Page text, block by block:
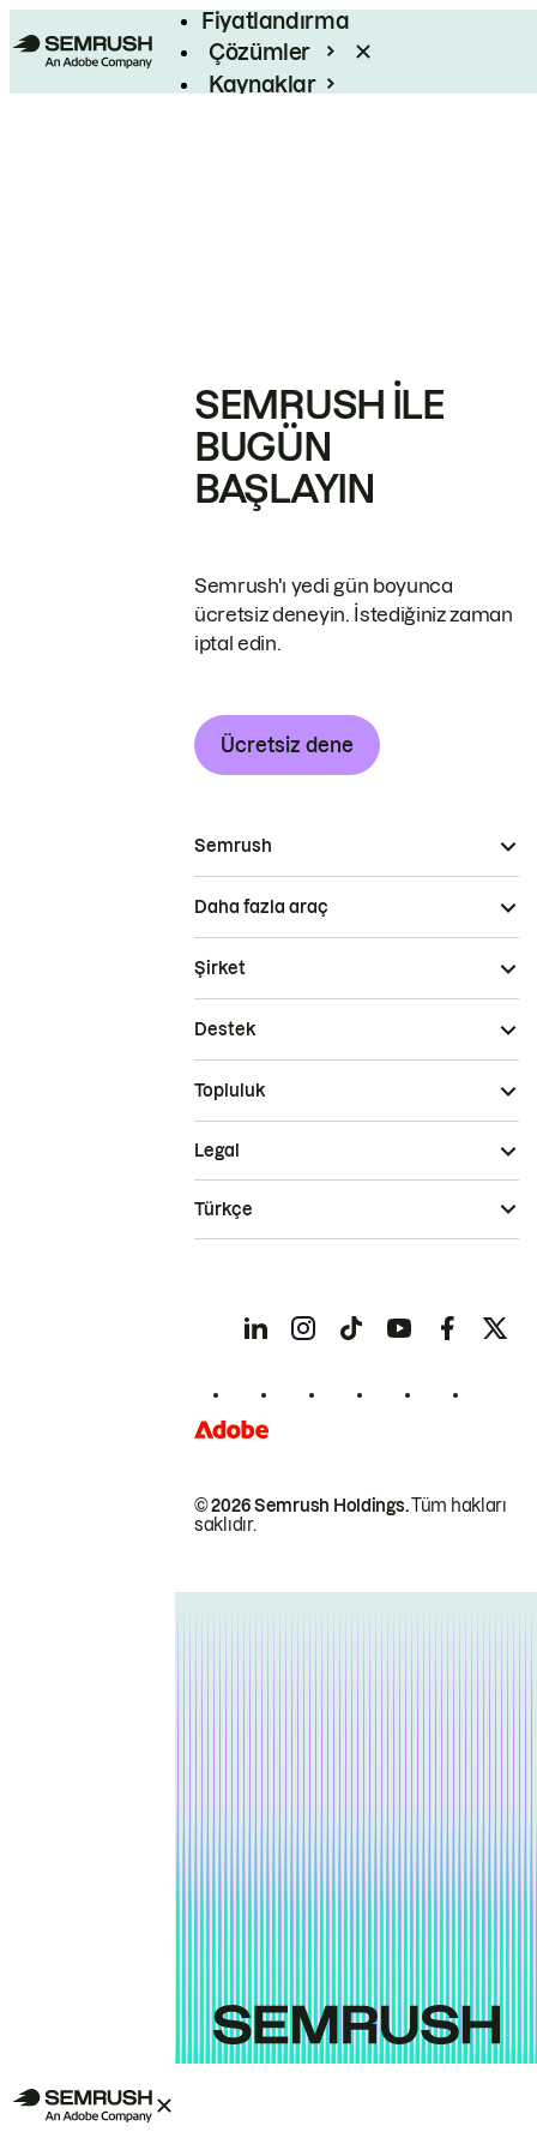
Fiyatlandırma
Çözümler
Kaynaklar
SEMRUSH ILE
BUGÜN
BAŞLAYIN
Semrush'ı yedi gün boyunca
ücretsiz deneyin. İstediğiniz zaman
iptal edin.
Ücretsiz dene
Semrush
Daha fazla araç
Şirket
Destek
Topluluk
© 2026 Semrush Holdings.Tüm hakları
saklıdır.
Legal
Türkçe